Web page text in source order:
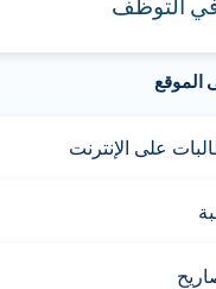
التوظّف
على الإنترنت